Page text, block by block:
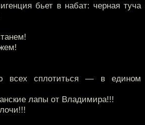
бьет в набат: черная туча
всех сплотиться — в едином
лапы от Владимира!!!